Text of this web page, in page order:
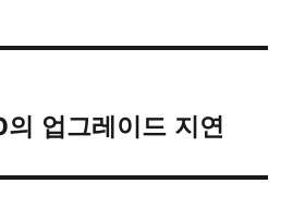
업그레이드 지연